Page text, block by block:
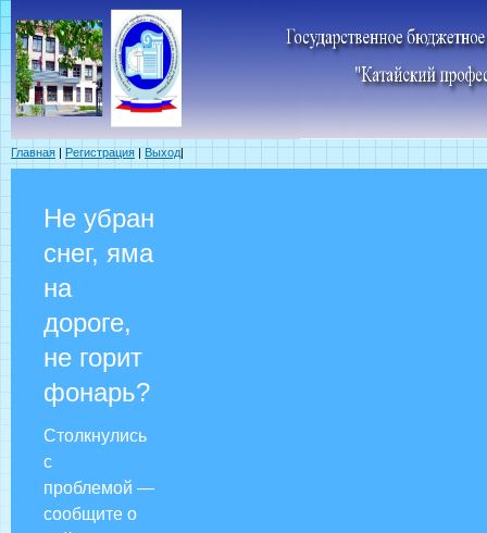
Главная | Регистрация | Выход|
Не убран
снег, яма
на
дороге,
не горит
фонарь?
Столкнулись
с
проблемой —
сообщите о